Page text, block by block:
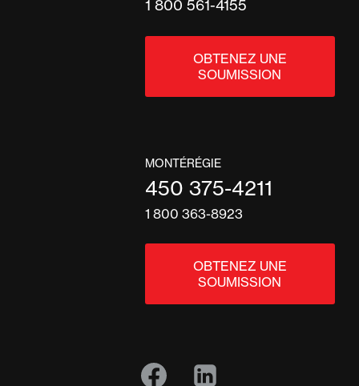
1 800 561-4155
OBTENEZ UNE
SOUMISSION
MONTÉRÉGIE
450 375-4211
1 800 363-8923
OBTENEZ UNE
SOUMISSION